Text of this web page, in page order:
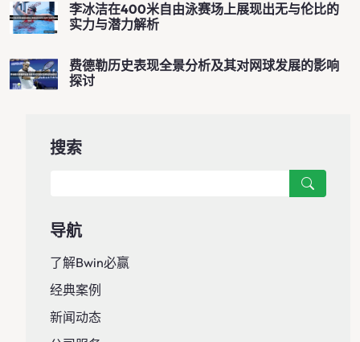
李冰洁在400米自由泳赛场上展现出无与伦比的
实力与潜力解析
费德勒历史表现全景分析及其对网球发展的影响
探讨
搜索
导航
了解Bwin必赢
经典案例
新闻动态